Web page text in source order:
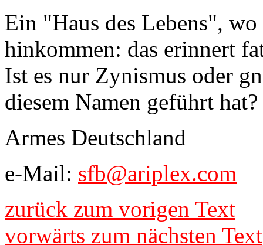
Ein "Haus des Lebens",
hinkommen: das erinnert
Ist es nur Zynismus oder
diesem Namen geführt hat?
Armes Deutschland
e-Mail: sfb@ariplex.com
zurück zum vorigen Text
vorwärts zum nächsten Text